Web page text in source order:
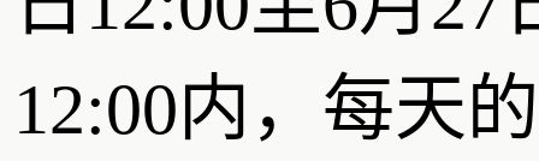
12:00内，每天的